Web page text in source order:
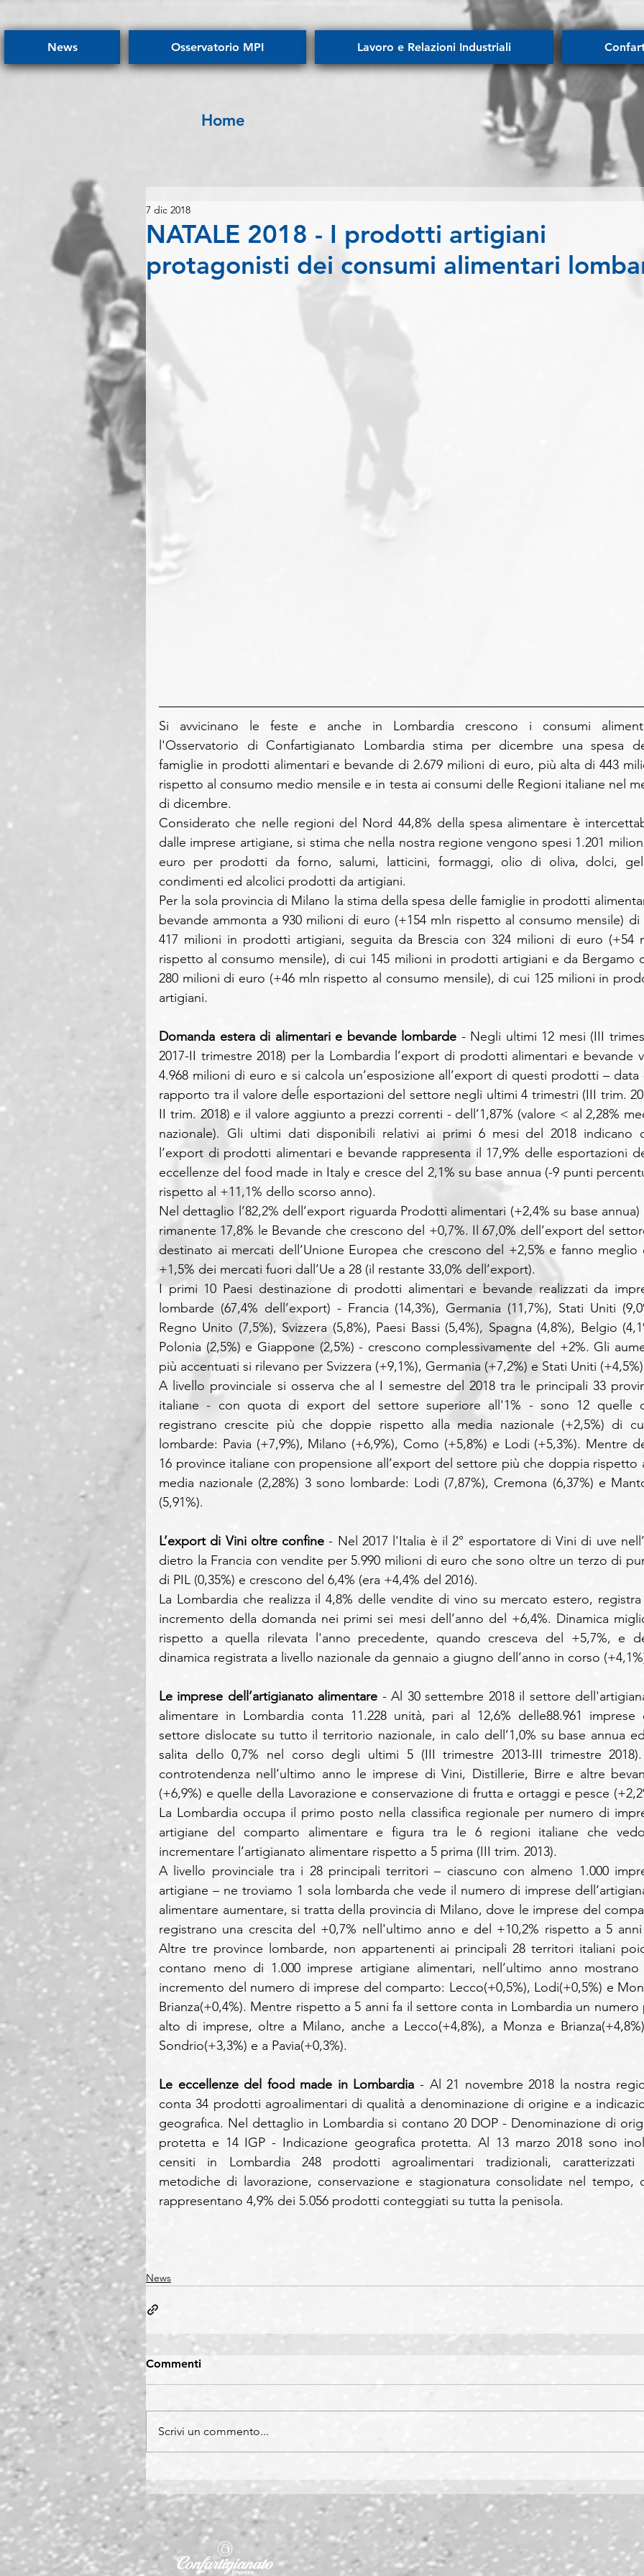
News Osservatorio MPI Lavoro e Relazioni Industriali
Home
NATALE 2018 - I prodotti artigiani
protagonisti dei consumi alimentari
7 dic 2018
Si avvicinano le feste e anche in Lombardia crescono i consumi
l'Osservatorio di Confartigianato Lombardia stima per dicembre una spesa
famiglie in prodotti alimentari e bevande di 2.679 milioni di euro, più alta di 443
rispetto al consumo medio mensile e in testa ai consumi delle Regioni italiane nel
di dicembre.
Considerato che nelle regioni del Nord 44,8% della spesa alimentare è
dalle imprese artigiane, si stima che nella nostra regione vengono spesi 1.201
euro per prodotti da forno, salumi, latticini, formaggi, olio di oliva, dolci,
condimenti ed alcolici prodotti da artigiani.
Per la sola provincia di Milano la stima della spesa delle famiglie in prodotti
bevande ammonta a 930 milioni di euro (+154 mln rispetto al consumo mensile) di
417 milioni in prodotti artigiani, seguita da Brescia con 324 milioni di euro (+54
rispetto al consumo mensile), di cui 145 milioni in prodotti artigiani e da Bergamo
280 milioni di euro (+46 mln rispetto al consumo mensile), di cui 125 milioni in
artigiani.
Domanda estera di alimentari e bevande lombarde - Negli ultimi 12 mesi (III
2017-II trimestre 2018) per la Lombardia l’export di prodotti alimentari e bevande
4.968 milioni di euro e si calcola un’esposizione all’export di questi prodotti – data
rapporto tra il valore deĺle esportazioni del settore negli ultimi 4 trimestri (III trim.
II trim. 2018) e il valore aggiunto a prezzi correnti - dell’1,87% (valore < al 2,28%
nazionale). Gli ultimi dati disponibili relativi ai primi 6 mesi del 2018 indicano
l’export di prodotti alimentari e bevande rappresenta il 17,9% delle esportazioni
eccellenze del food made in Italy e cresce del 2,1% su base annua (-9 punti
rispetto al +11,1% dello scorso anno).
Nel dettaglio l’82,2% dell’export riguarda Prodotti alimentari (+2,4% su base annua)
rimanente 17,8% le Bevande che crescono del +0,7%. Il 67,0% dell’export del
destinato ai mercati dell’Unione Europea che crescono del +2,5% e fanno meglio
+1,5% dei mercati fuori dall’Ue a 28 (il restante 33,0% dell’export).
I primi 10 Paesi destinazione di prodotti alimentari e bevande realizzati da
lombarde (67,4% dell’export) - Francia (14,3%), Germania (11,7%), Stati Uniti
Regno Unito (7,5%), Svizzera (5,8%), Paesi Bassi (5,4%), Spagna (4,8%), Belgio
Polonia (2,5%) e Giappone (2,5%) - crescono complessivamente del +2%. Gli
più accentuati si rilevano per Svizzera (+9,1%), Germania (+7,2%) e Stati Uniti
A livello provinciale si osserva che al I semestre del 2018 tra le principali 33
italiane - con quota di export del settore superiore all'1% - sono 12 quelle
registrano crescite più che doppie rispetto alla media nazionale (+2,5%) di
lombarde: Pavia (+7,9%), Milano (+6,9%), Como (+5,8%) e Lodi (+5,3%). Mentre
16 province italiane con propensione all’export del settore più che doppia rispetto
media nazionale (2,28%) 3 sono lombarde: Lodi (7,87%), Cremona (6,37%) e
(5,91%).
L’export di Vini oltre confine - Nel 2017 l'Italia è il 2° esportatore di Vini di uve
dietro la Francia con vendite per 5.990 milioni di euro che sono oltre un terzo di
di PIL (0,35%) e crescono del 6,4% (era +4,4% del 2016).
La Lombardia che realizza il 4,8% delle vendite di vino su mercato estero,
incremento della domanda nei primi sei mesi dell’anno del +6,4%. Dinamica
rispetto a quella rilevata l'anno precedente, quando cresceva del +5,7%, e
dinamica registrata a livello nazionale da gennaio a giugno dell’anno in corso
Le imprese dell’artigianato alimentare - Al 30 settembre 2018 il settore
alimentare in Lombardia conta 11.228 unità, pari al 12,6% delle88.961 imprese
settore dislocate su tutto il territorio nazionale, in calo dell’1,0% su base annua
salita dello 0,7% nel corso degli ultimi 5 (III trimestre 2013-III trimestre
controtendenza nell’ultimo anno le imprese di Vini, Distillerie, Birre e altre
(+6,9%) e quelle della Lavorazione e conservazione di frutta e ortaggi e pesce
La Lombardia occupa il primo posto nella classifica regionale per numero di
artigiane del comparto alimentare e figura tra le 6 regioni italiane che
incrementare l’artigianato alimentare rispetto a 5 prima (III trim. 2013).
A livello provinciale tra i 28 principali territori – ciascuno con almeno 1.000
artigiane – ne troviamo 1 sola lombarda che vede il numero di imprese
alimentare aumentare, si tratta della provincia di Milano, dove le imprese del
registrano una crescita del +0,7% nell'ultimo anno e del +10,2% rispetto a 5 anni
Altre tre province lombarde, non appartenenti ai principali 28 territori italiani
contano meno di 1.000 imprese artigiane alimentari, nell’ultimo anno mostrano
incremento del numero di imprese del comparto: Lecco(+0,5%), Lodi(+0,5%) e
Brianza(+0,4%). Mentre rispetto a 5 anni fa il settore conta in Lombardia un numero
alto di imprese, oltre a Milano, anche a Lecco(+4,8%), a Monza e
Sondrio(+3,3%) e a Pavia(+0,3%).
Le eccellenze del food made in Lombardia - Al 21 novembre 2018 la nostra
conta 34 prodotti agroalimentari di qualità a denominazione di origine e a
geografica. Nel dettaglio in Lombardia si contano 20 DOP - Denominazione di
protetta e 14 IGP - Indicazione geografica protetta. Al 13 marzo 2018 sono
censiti in Lombardia 248 prodotti agroalimentari tradizionali, caratterizzati
metodiche di lavorazione, conservazione e stagionatura consolidate nel tempo,
rappresentano 4,9% dei 5.056 prodotti conteggiati su tutta la penisola.
News
Commenti
Scrivi un commento...